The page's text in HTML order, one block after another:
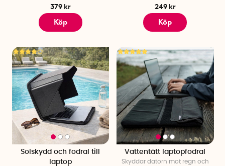
379 kr
Köp
249 kr
Köp
Solskydd och fodral till
laptop
Vattentätt laptopfodral
Skyddar datorn mot regn och